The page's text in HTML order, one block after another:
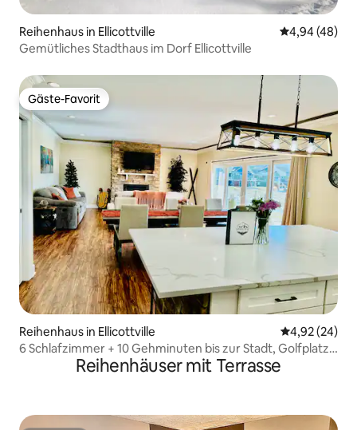
Reihenhaus in Ellicottville
4,94 (48)
Gemütliches Stadthaus im Dorf Ellicottville
Gäste-Favorit
Gäste-Favorit
Reihenhaus in Ellicottville
4,92 (24)
6 Schlafzimmer + 10 Gehminuten bis zur Stadt, Golfplatz
1,5 Meilen entfernt + Spielezimmer
Reihenhäuser mit Terrasse